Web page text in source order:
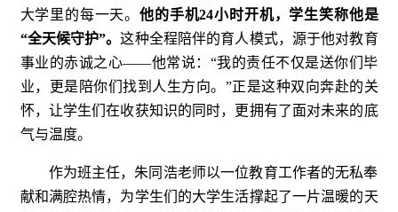
大学里的每一天。他的手机24小时开机，学生笑称他是
“全天候守护”。这种全程陪伴的育人模式，源于他对教育
事业的赤诚之心——他常说：“我的责任不仅是送你们毕
业，更是陪你们找到人生方向。”正是这种双向奔赴的关
怀，让学生们在收获知识的同时，更拥有了面对未来的底
气与温度。
作为班主任，朱同浩老师以一位教育工作者的无私奉
献和满腔热情，为学生们的大学生活撑起了一片温暖的天